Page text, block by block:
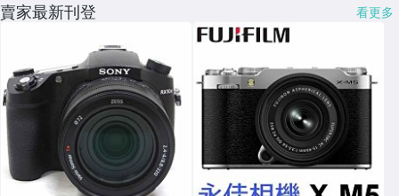
其它
賣家最新刊登 看更多